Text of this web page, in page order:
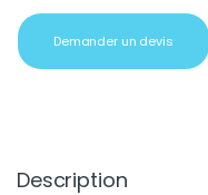
Demander un devis
Description